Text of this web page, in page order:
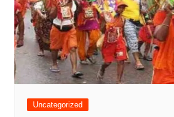
Uncategorized